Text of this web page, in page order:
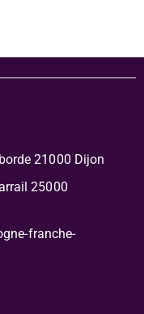
21000 Dijon
25000
franche-